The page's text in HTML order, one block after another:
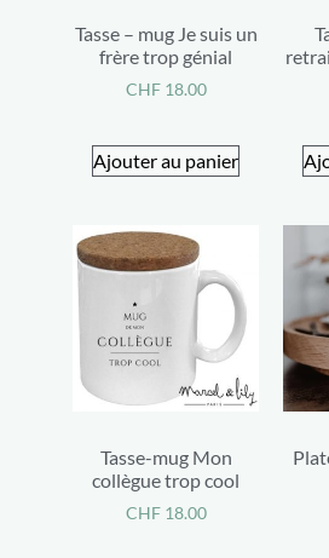
Tasse – mug Je suis un
frère trop génial
CHF18.00
Ajouter au panier
Tasse-mug Mon
collègue trop cool
CHF18.00